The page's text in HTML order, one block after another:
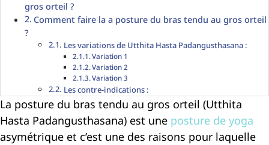
gros orteil ?
Comment faire la a posture du bras tendu au gros orteil
?
Les variations de Utthita Hasta Padangusthasana :
Variation 1
Variation 2
Variation 3
Les contre-indications :
La posture du bras tendu au gros orteil (Utthita
Hasta Padangusthasana) est une posture de yoga
asymétrique et c’est une des raisons pour laquelle